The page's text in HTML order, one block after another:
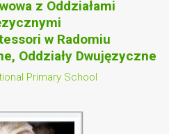
z Oddziałami
w Radomiu
Oddziały Dwujęzyczne
Primary School